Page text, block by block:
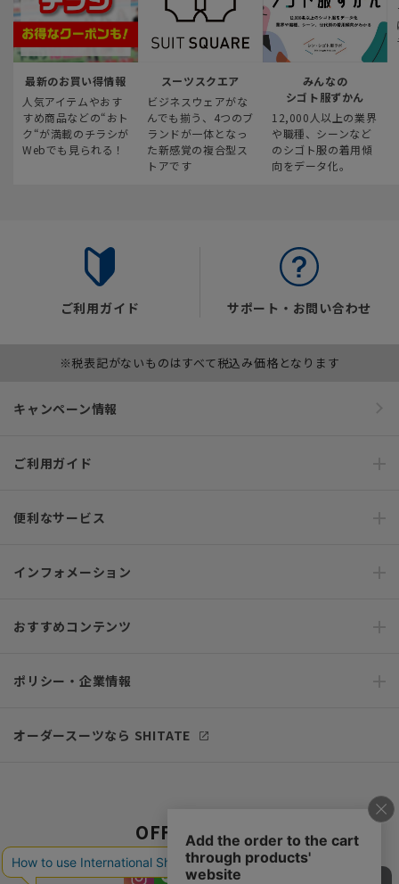
最新のお買い得情報
人気アイテムやおす
すめ商品などの“おト
ク“が満載のチラシが
Webでも見られる！
スーツスクエア
ビジネスウェアがな
んでも揃う、4つのブ
ランドが一体となっ
た新感覚の複合型ス
トアです
みんなの
シゴト服ずかん
12,000人以上の業界
や職種、シーンなど
のシゴト服の着用傾
向をデータ化。
ご利用ガイド サポート・お問い合わせ
※税表記がないものはすべて税込み価格となります
キャンペーン情報
ご利用ガイド
便利なサービス
インフォメーション
おすすめコンテンツ
ポリシー・企業情報
オーダースーツなら SHITATE
OFFICIAL SNS